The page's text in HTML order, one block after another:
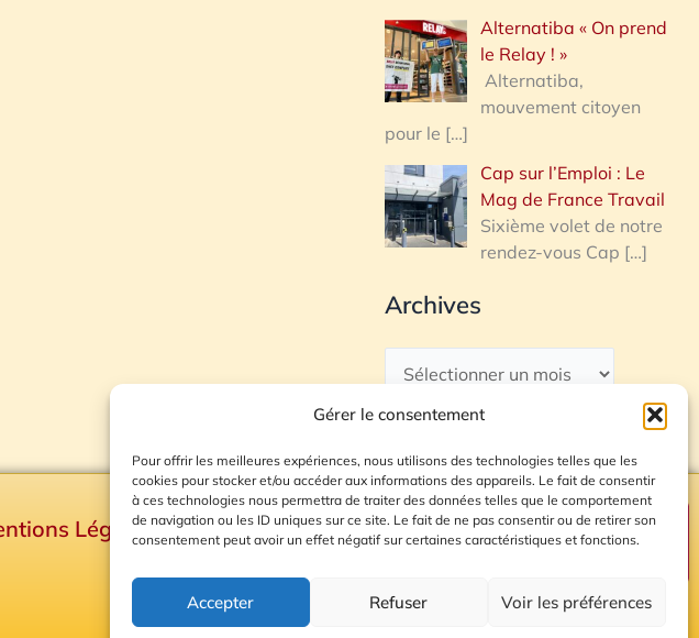
Gérer le consentement
Pour offrir les meilleures expériences, nous utilisons des technologies telles que les
cookies pour stocker et/ou accéder aux informations des appareils. Le fait de consentir
à ces technologies nous permettra de traiter des données telles que le comportement
de navigation ou les ID uniques sur ce site. Le fait de ne pas consentir ou de retirer son
consentement peut avoir un effet négatif sur certaines caractéristiques et fonctions.
Accepter Refuser Voir les préférences
Alternatiba « On prend
le Relay ! »
Alternatiba,
mouvement citoyen
pour le […]
Cap sur l’Emploi : Le
Mag de France Travail
Sixième volet de notre
rendez-vous Cap […]
Archives
Légales
Plan du site